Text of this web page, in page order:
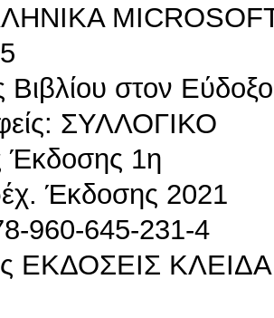
Βιβλίου στον
ΣΥΛΛΟΓΙΚΟ
Έκδοσης 1η
Έκδοσης 2021
960-645-231-4
ΕΚΔΟΣΕΙΣ